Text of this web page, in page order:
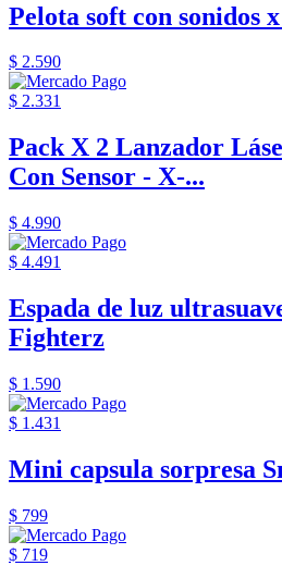
Pelota soft con sonidos
$ 2.590
$ 2.331
Pack X 2 Lanzador
Con Sensor - X-...
$ 4.990
$ 4.491
Espada de luz
Fighterz
$ 1.590
$ 1.431
Mini capsula sorpresa
$ 799
$ 719